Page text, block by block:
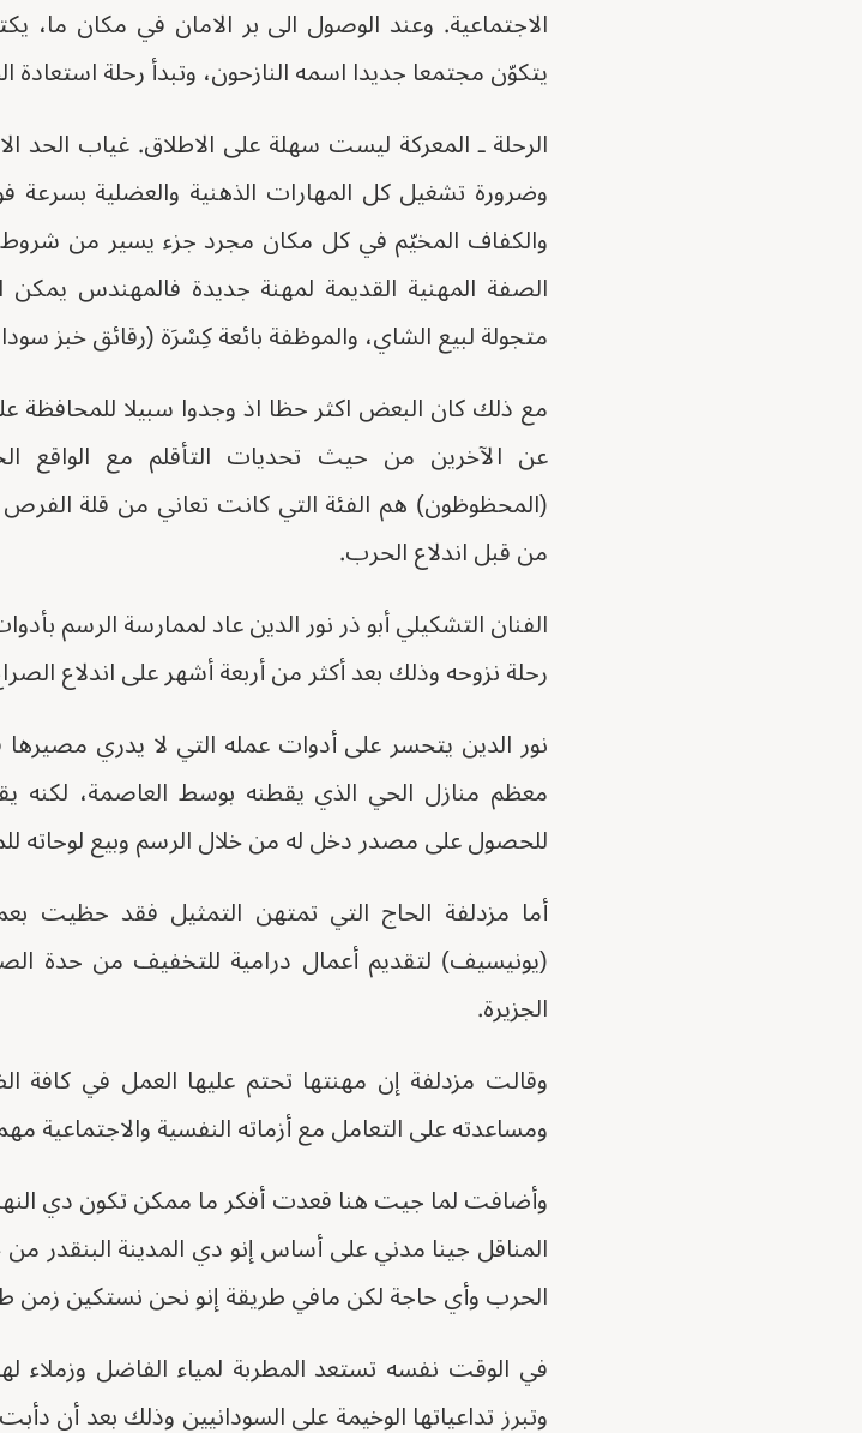
الاجتماعية. وعند الوصول الى بر الامان في مكان ما،
يتكوّن مجتمعا جديدا اسمه النازحون، وتبدأ رحلة استعادة
الرحلة ـ المعركة ليست سهلة على الاطلاق. غياب الحد
وضرورة تشغيل كل المهارات الذهنية والعضلية بسرعة
والكفاف المخيّم في كل مكان مجرد جزء يسير من شروط
الصفة المهنية القديمة لمهنة جديدة فالمهندس
متجولة لبيع الشاي، والموظفة بائعة كِسْرَة (رقائق خبز
مع ذلك كان البعض اكثر حظا اذ وجدوا سبيلا للمحافظة
عن الآخرين من حيث تحديات التأقلم مع الواقع
(المحظوظون) هم الفئة التي كانت تعاني من قلة
من قبل اندلاع الحرب.
الفنان التشكيلي أبو ذر نور الدين عاد لممارسة الرسم
رحلة نزوحه وذلك بعد أكثر من أربعة أشهر على اندلاع الصراع
نور الدين يتحسر على أدوات عمله التي لا يدري
معظم منازل الحي الذي يقطنه بوسط العاصمة، لكنه
للحصول على مصدر دخل له من خلال الرسم وبيع لوحاته
أما مزدلفة الحاج التي تمتهن التمثيل فقد حظيت
(يونيسيف) لتقديم أعمال درامية للتخفيف من حدة
الجزيرة.
وقالت مزدلفة إن مهنتها تحتم عليها العمل في كافة
ومساعدته على التعامل مع أزماته النفسية والاجتماعية
وأضافت لما جيت هنا قعدت أفكر ما ممكن تكون دي
المناقل جينا مدني على أساس إنو دي المدينة البنقدر
الحرب وأي حاجة لكن مافي طريقة إنو نحن نستكين زمن
في الوقت نفسه تستعد المطربة لمياء الفاضل
وتبرز تداعياتها الوخيمة على السودانيين وذلك بعد أن